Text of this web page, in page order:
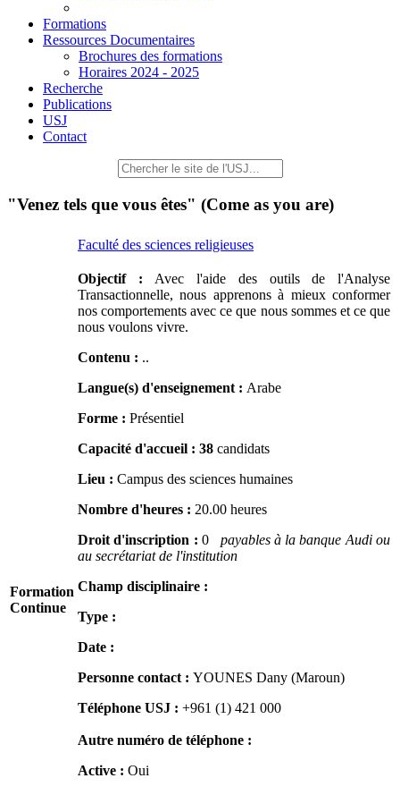
Formations
Ressources Documentaires
Brochures des formations
Horaires 2024 - 2025
Recherche
Publications
USJ
Contact
"Venez tels que vous êtes" (Come as you are)
Faculté des sciences religieuses
Formation
Continue
Objectif :Avec l'aide des outils de l'Analyse
Transactionnelle, nous apprenons à mieux conformer
nos comportements avec ce que nous sommes et ce que
nous voulons vivre.
Contenu : ..
Langue(s) d'enseignement : Arabe
Forme : Présentiel
Capacité d'accueil : 38 candidats
Lieu : Campus des sciences humaines
Nombre d'heures : 20.00 heures
Droit d'inscription : 0 payables à la banque Audi ou
au secrétariat de l'institution
Champ disciplinaire :
Type :
Date :
Personne contact : YOUNES Dany (Maroun)
Téléphone USJ : +961 (1) 421 000
Autre numéro de téléphone :
Active : Oui